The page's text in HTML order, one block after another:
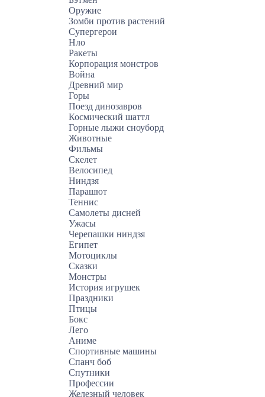
Оружие
Зомби против растений
Супергерои
Нло
Ракеты
Корпорация монстров
Война
Древний мир
Горы
Поезд динозавров
Космический шаттл
Горные лыжи сноуборд
Животные
Фильмы
Скелет
Велосипед
Ниндзя
Парашют
Теннис
Самолеты дисней
Ужасы
Черепашки ниндзя
Египет
Мотоциклы
Сказки
Монстры
История игрушек
Праздники
Птицы
Бокс
Лего
Аниме
Спортивные машины
Спанч боб
Спутники
Профессии
Железный человек